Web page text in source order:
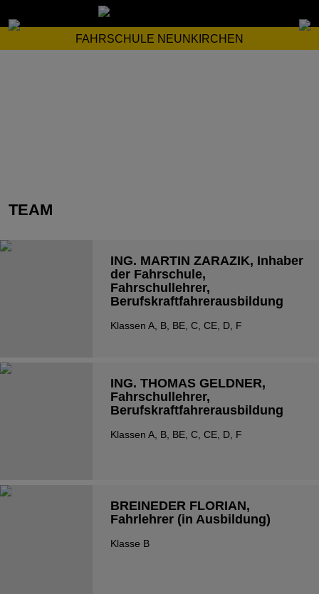
FAHRSCHULE NEUNKIRCHEN
TEAM
ING. MARTIN ZARAZIK, Inhaber
der Fahrschule,
Fahrschullehrer,
Berufskraftfahrerausbildung
Klassen A, B, BE, C, CE, D, F
ING. THOMAS GELDNER,
Fahrschullehrer,
Berufskraftfahrerausbildung
Klassen A, B, BE, C, CE, D, F
BREINEDER FLORIAN,
Fahrlehrer (in Ausbildung)
Klasse B